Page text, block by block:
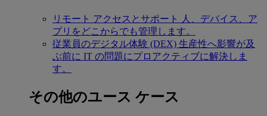
リモート アクセスとサポート
人、デバイス、ア
プリをどこからでも管理します。
従業員のデジタル体験 (DEX) 生産性へ影響が及
ぶ前に IT の問題にプロアクティブに解決しま
す。
その他のユース ケース